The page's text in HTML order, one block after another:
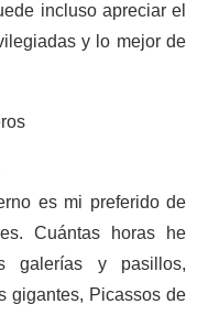
incluso apreciar el
y lo mejor de
es mi preferido de
Cuántas horas he
galerías y pasillos,
gigantes, Picassos de